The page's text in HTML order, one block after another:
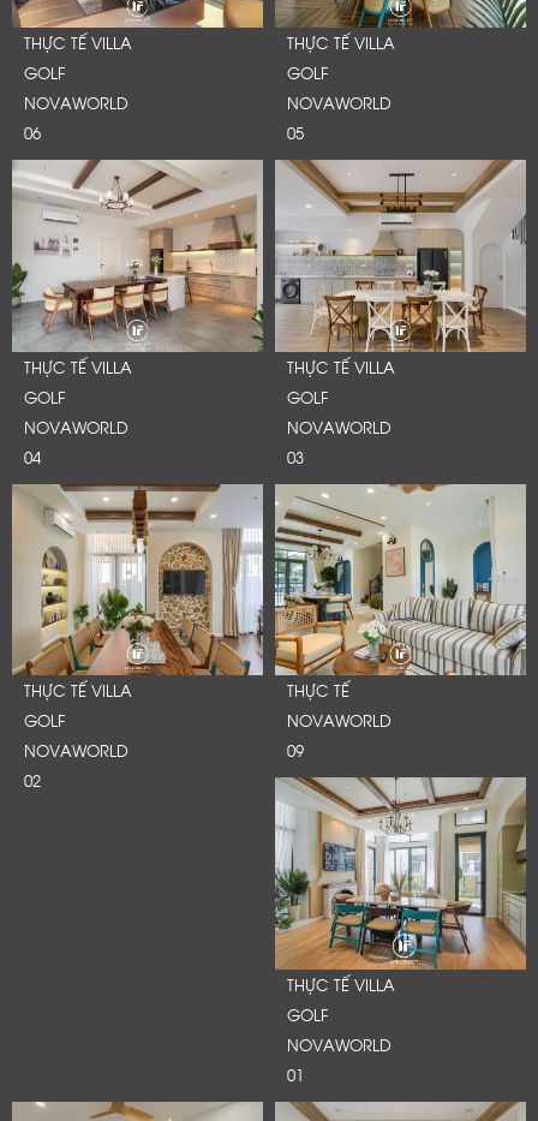
THỰC TẾ VILLA
GOLF
NOVAWORLD
06
THỰC TẾ VILLA
GOLF
NOVAWORLD
05
THỰC TẾ VILLA
GOLF
NOVAWORLD
04
THỰC TẾ VILLA
GOLF
NOVAWORLD
03
THỰC TẾ VILLA
GOLF
NOVAWORLD
02
THỰC TẾ
NOVAWORLD
09
THỰC TẾ VILLA
GOLF
NOVAWORLD
01
LỜI CẢM ƠN
LIFECONCEPT